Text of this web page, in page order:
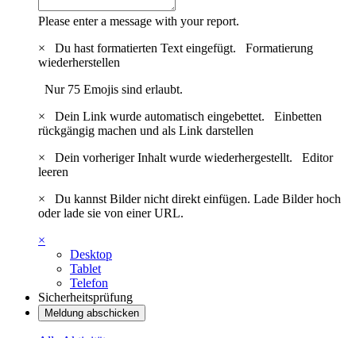
Please enter a message with your report.
×
Du hast formatierten Text eingefügt. Formatierung
wiederherstellen
Nur 75 Emojis sind erlaubt.
×
Dein Link wurde automatisch eingebettet. Einbetten
rückgängig machen und als Link darstellen
×
Dein vorheriger Inhalt wurde wiederhergestellt. Editor
leeren
×
Du kannst Bilder nicht direkt einfügen. Lade Bilder hoch
oder lade sie von einer URL.
×
Desktop
Tablet
Telefon
Sicherheitsprüfung
Meldung abschicken